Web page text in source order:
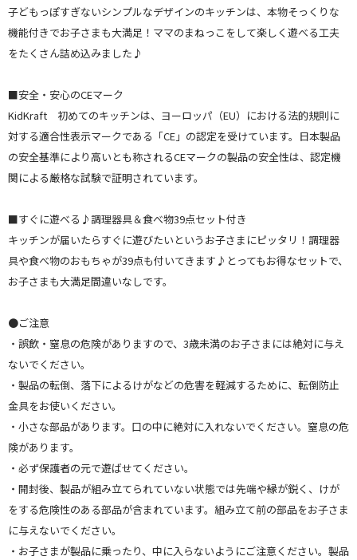
子どもっぽすぎないシンプルなデザインのキッチンは、本物そっくりな
機能付きでお子さまも大満足！ママのまねっこをして楽しく遊べる工夫
をたくさん詰め込みました♪
■安全・安心のCEマーク
KidKraft 初めてのキッチンは、ヨーロッパ（EU）における法的規則に
対する適合性表示マークである「CE」の認定を受けています。日本製品
の安全基準により高いとも称されるCEマークの製品の安全性は、認定機
関による厳格な試験で証明されています。
■すぐに遊べる♪調理器具＆食べ物39点セット付き
キッチンが届いたらすぐに遊びたいというお子さまにピッタリ！調理器
具や食べ物のおもちゃが39点も付いてきます♪とってもお得なセットで、
お子さまも大満足間違いなしです。
●ご注意
・誤飲・窒息の危険がありますので、3歳未満のお子さまには絶対に与え
ないでください。
・製品の転倒、落下によるけがなどの危害を軽減するために、転倒防止
金具をお使いください。
・小さな部品があります。口の中に絶対に入れないでください。窒息の危
険があります。
・必ず保護者の元で遊ばせてください。
・開封後、製品が組み立てられていない状態では先端や縁が鋭く、けが
をする危険性のある部品が含まれています。組み立て前の部品をお子さま
に与えないでください。
・お子さまが製品に乗ったり、中に入らないようにご注意ください。製品